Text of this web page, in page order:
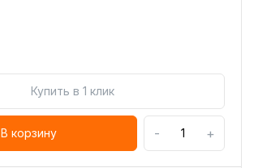
Купить в 1 клик
В корзину - +